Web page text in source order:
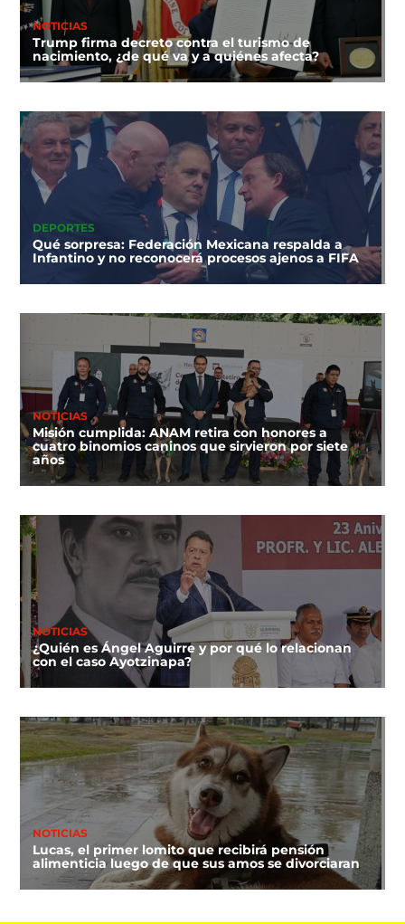
NOTICIAS
Trump firma decreto contra el turismo de
nacimiento, ¿de qué va y a quiénes afecta?
DEPORTES
Qué sorpresa: Federación Mexicana respalda a
Infantino y no reconocerá procesos ajenos a FIFA
NOTICIAS
Misión cumplida: ANAM retira con honores a
cuatro binomios caninos que sirvieron por siete
años
NOTICIAS
¿Quién es Ángel Aguirre y por qué lo relacionan
con el caso Ayotzinapa?
NOTICIAS
Lucas, el primer lomito que recibirá pensión
alimenticia luego de que sus amos se divorciaran